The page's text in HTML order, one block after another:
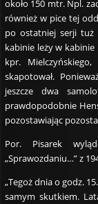
około 150 mtr. Npl.
również w pice tej
po ostatniej serji tuż
kabinie leży w kabinie
kpr.
skapotował.
jeszcze dwa
prawdopodobnie
pozostawiając
Por. Pisarek
„Sprawozdaniu…” z
„Tegoż dnia o godz.
samym skutkiem.